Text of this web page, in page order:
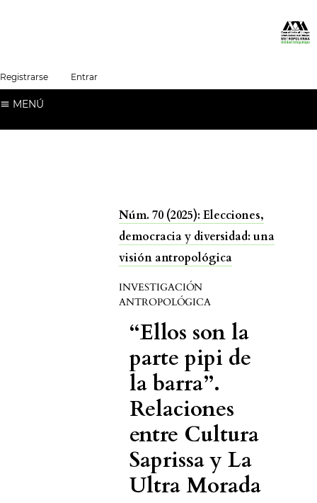
Registrarse Entrar
MENÚ
Núm. 70 (2025): Elecciones,
democracia y diversidad: una
visión antropológica
INVESTIGACIÓN
ANTROPOLÓGICA
“Ellos son la
parte pipi de
la barra”.
Relaciones
entre Cultura
Saprissa y La
Ultra Morada